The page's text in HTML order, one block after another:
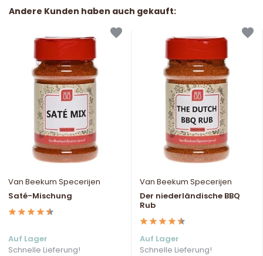
Andere Kunden haben auch gekauft:
Van Beekum Specerijen
Saté-Mischung
Auf Lager
Schnelle Lieferung!
Van Beekum Specerijen
Der niederländische BBQ
Rub
Auf Lager
Schnelle Lieferung!